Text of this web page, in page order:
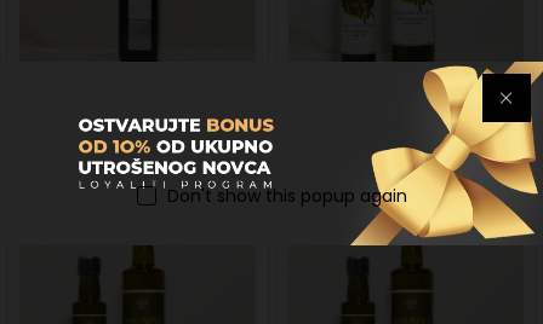
Laneno ulje 250 ml
KM
Maslinovo extra djevičansko
ulje sa Sinaja 250 ml
Don't show this popup again